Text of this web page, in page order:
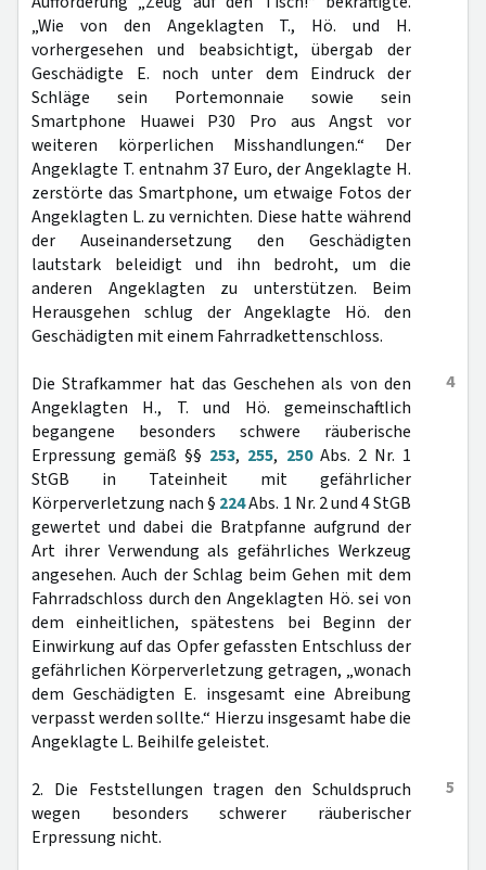
„Wie von den Angeklagten T., Hö. und H.
vorhergesehen und beabsichtigt, übergab der
Geschädigte E. noch unter dem Eindruck der
Schläge sein Portemonnaie sowie sein
Smartphone Huawei P30 Pro aus Angst vor
weiteren körperlichen Misshandlungen.“ Der
Angeklagte T. entnahm 37 Euro, der Angeklagte H.
zerstörte das Smartphone, um etwaige Fotos der
Angeklagten L. zu vernichten. Diese hatte während
der Auseinandersetzung den Geschädigten
lautstark beleidigt und ihn bedroht, um die
anderen Angeklagten zu unterstützen. Beim
Herausgehen schlug der Angeklagte Hö. den
Geschädigten mit einem Fahrradkettenschloss.
4
Die Strafkammer hat das Geschehen als von den
Angeklagten H., T. und Hö. gemeinschaftlich
begangene besonders schwere räuberische
Erpressung gemäß §§ 253, 255, 250Abs. 2 Nr. 1
StGB in Tateinheit mit gefährlicher
Körperverletzung nach § 224Abs. 1 Nr. 2 und 4 StGB
gewertet und dabei die Bratpfanne aufgrund der
Art ihrer Verwendung als gefährliches Werkzeug
angesehen. Auch der Schlag beim Gehen mit dem
Fahrradschloss durch den Angeklagten Hö. sei von
dem einheitlichen, spätestens bei Beginn der
Einwirkung auf das Opfer gefassten Entschluss der
gefährlichen Körperverletzung getragen, „wonach
dem Geschädigten E. insgesamt eine Abreibung
verpasst werden sollte.“ Hierzu insgesamt habe die
Angeklagte L. Beihilfe geleistet.
5
2. Die Feststellungen tragen den Schuldspruch
wegen besonders schwerer räuberischer
Erpressung nicht.